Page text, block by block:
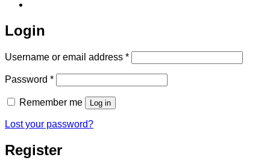
Login
Username or email address *Required
Password *Required
Remember me Log in
Lost your password?
Register